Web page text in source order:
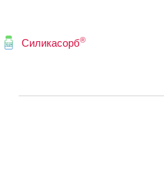
Силикасорб®